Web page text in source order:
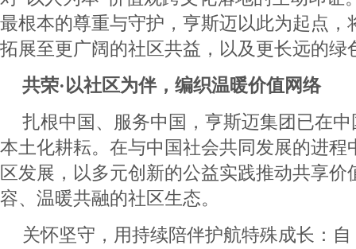
最根本的尊重与守护，亨斯迈以此为起点，
拓展至更广阔的社区共益，以及更长远的绿
共荣·以社区为伴，编织温暖价值网络
扎根中国、服务中国，亨斯迈集团已在
本土化耕耘。在与中国社会共同发展的进程
区发展，以多元创新的公益实践推动共享价
容、温暖共融的社区生态。
关怀坚守，用持续陪伴护航特殊成长：